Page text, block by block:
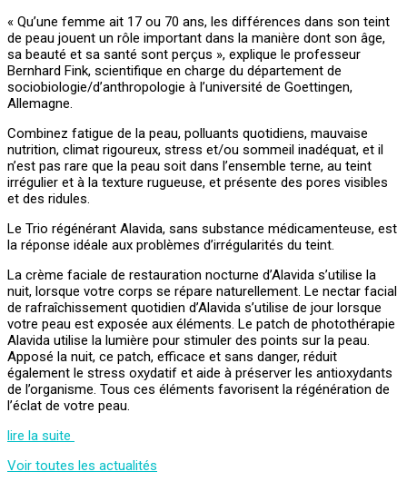
« Qu’une femme ait 17 ou 70 ans, les différences dans son teint
de peau jouent un rôle important dans la manière dont son âge,
sa beauté et sa santé sont perçus », explique le professeur
Bernhard Fink, scientifique en charge du département de
sociobiologie/d’anthropologie à l’université de Goettingen,
Allemagne.
Combinez fatigue de la peau, polluants quotidiens, mauvaise
nutrition, climat rigoureux, stress et/ou sommeil inadéquat, et il
n’est pas rare que la peau soit dans l’ensemble terne, au teint
irrégulier et à la texture rugueuse, et présente des pores visibles
et des ridules.
Le Trio régénérant Alavida, sans substance médicamenteuse, est
la réponse idéale aux problèmes d’irrégularités du teint.
La crème faciale de restauration nocturne d’Alavida s’utilise la
nuit, lorsque votre corps se répare naturellement. Le nectar facial
de rafraîchissement quotidien d’Alavida s’utilise de jour lorsque
votre peau est exposée aux éléments. Le patch de photothérapie
Alavida utilise la lumière pour stimuler des points sur la peau.
Apposé la nuit, ce patch, efficace et sans danger, réduit
également le stress oxydatif et aide à préserver les antioxydants
de l’organisme. Tous ces éléments favorisent la régénération de
l’éclat de votre peau.
lire la suite
Voir toutes les actualités